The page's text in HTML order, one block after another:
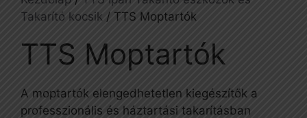
Takarító kocsik / TTS Moptartók
TTS Moptartók
A moptartók elengedhetetlen kiegészítők a
professzionális és háztartási takarításban